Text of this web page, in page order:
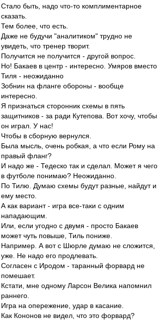
Стало быть, надо что-то комплиментарное
сказать.
Тем более, что есть.
Даже не будучи "аналитиком" трудно не
увидеть, что тренер творит.
Получится не получится - другой вопрос.
Но! Бакаев в центр - интересно. Умяров вместо
Тиля - неожиданно
Зобнин на фланге обороны - вообще
интересно.
Я признаться сторонник схемы в пять
защитников - за ради Кутепова. Вот хочу, чтобы
он играл. У нас!
Чтобы в сборную вернулся.
Была мысль, очень робкая, а что если Рому на
правый фланг?
И надо же - Тедеско так и сделал. Может я чего
в футболе понимаю? Неожиданно.
По Тилю. Думаю схемы будут разные, найдут и
ему место.
А как вариант - игра все-таки с одним
нападающим.
Или, если угодно с двумя - просто Бакаев
может чуть повыше, Тиль пониже.
Например. А вот с Шюрле думаю не сложится,
уже. Не надо его продлевать.
Согласен с Иродом - таранный форвард не
помешает.
Кстати, мне одному Ларсон Велика напомнил
раннего.
Игра на опережение, удар в касание.
Как Кононов не видел, что это форвард?